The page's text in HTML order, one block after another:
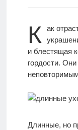
МАССАЖ
ИДЕАЛЫ
История
К
ак
и блестящая
гордости.
Длинные, но